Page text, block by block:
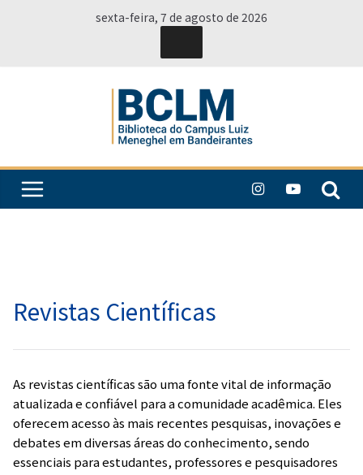
sexta-feira, 7 de agosto de 2026
Revistas Científicas
As revistas científicas são uma fonte vital de informação
atualizada e confiável para a comunidade acadêmica. Eles
oferecem acesso às mais recentes pesquisas, inovações e
debates em diversas áreas do conhecimento, sendo
essenciais para estudantes, professores e pesquisadores